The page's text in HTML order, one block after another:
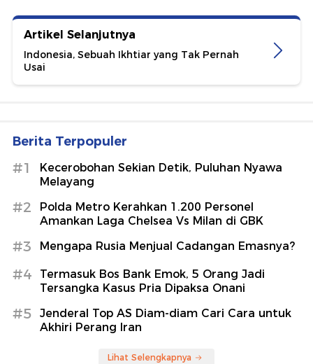
Artikel Selanjutnya
Indonesia, Sebuah Ikhtiar yang Tak Pernah
Usai
Berita Terpopuler
#1
Kecerobohan Sekian Detik, Puluhan Nyawa
Melayang
#2
Polda Metro Kerahkan 1.200 Personel
Amankan Laga Chelsea Vs Milan di GBK
#3 Mengapa Rusia Menjual Cadangan Emasnya?
#4
Termasuk Bos Bank Emok, 5 Orang Jadi
Tersangka Kasus Pria Dipaksa Onani
#5
Jenderal Top AS Diam-diam Cari Cara untuk
Akhiri Perang Iran
Lihat Selengkapnya